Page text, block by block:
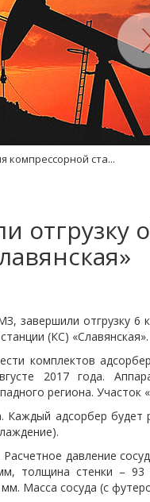
компрессорной ста...
отгрузку
завершили отгрузку 6
(КС) «Славянская».
комплектов
2017 года.
региона. Участок
адсорбер будет
давление
толщина стенки – 93
Масса сосуда (с